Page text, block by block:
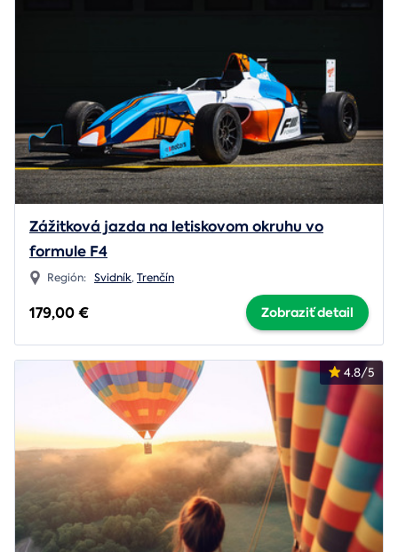
Zážitková jazda na letiskovom okruhu vo
formule F4
Región: Svidník,Trenčín
179,00 € Zobraziť detail
4.8/5